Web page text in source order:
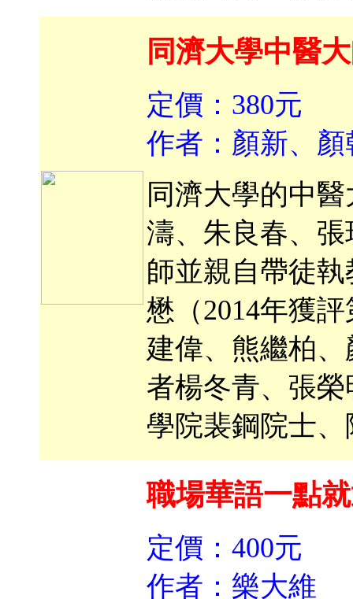
同濟大學中醫
定價：380元
作者：顏新、
同濟大學的中
濤、朱良春、
師並親自帶徒
懋（2014年獲
建偉、熊繼柏
者楊冬青、張
學院裴鋼院士
職場華語一點
定價：400元
作者：樂大維